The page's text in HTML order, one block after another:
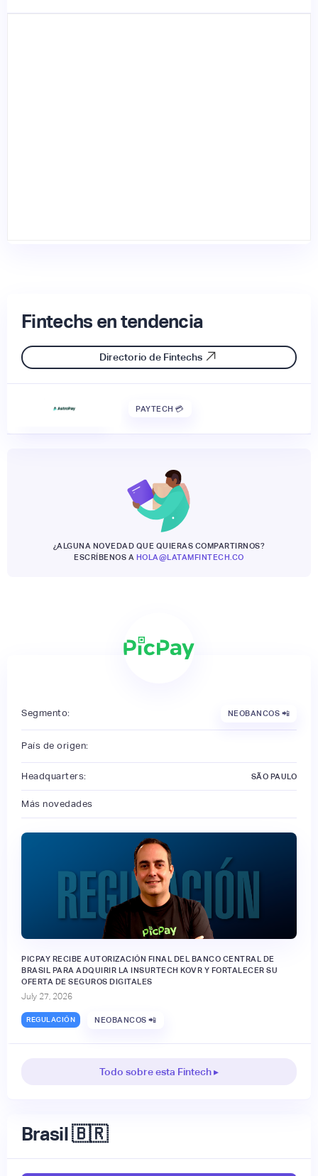
Fintechs en tendencia
Directorio de Fintechs
PAYTECH 💳
¿ALGUNA NOVEDAD QUE QUIERAS COMPARTIRNOS?
ESCRÍBENOS A HOLA@LATAMFINTECH.CO
Segmento: NEOBANCOS 📲
País de origen:
Headquarters: SÃO PAULO
Más novedades
PICPAY RECIBE AUTORIZACIÓN FINAL DEL BANCO CENTRAL DE
BRASIL PARA ADQUIRIR LA INSURTECH KOVR Y FORTALECER SU
OFERTA DE SEGUROS DIGITALES
July 27, 2026
REGULACIÓN NEOBANCOS 📲
Todo sobre esta Fintech ▸
Brasil 🇧🇷